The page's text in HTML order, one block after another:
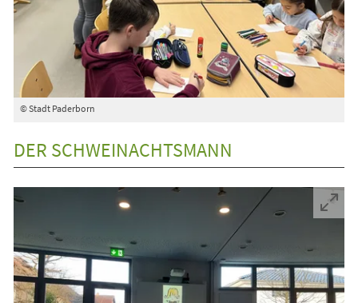
© Stadt Paderborn
DER SCHWEINACHTSMANN